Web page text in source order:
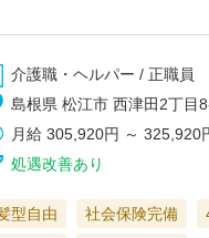
介護職・ヘルパー / 正職員
島根県 松江市 西津田2丁目
月給 305,920円 ～325,920
処遇改善あり
型自由 社会保険完備